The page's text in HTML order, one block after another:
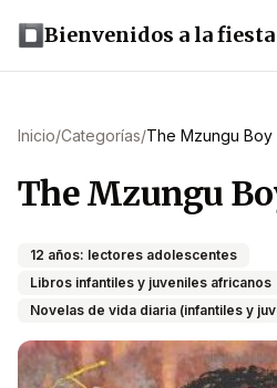
Bienvenidos a la fiesta
Inicio/Categorías/The Mzungu Boy
The Mzungu
12 años: lectores adolescentes
Libros infantiles y juveniles africanos
Novelas de vida diaria (infantiles y